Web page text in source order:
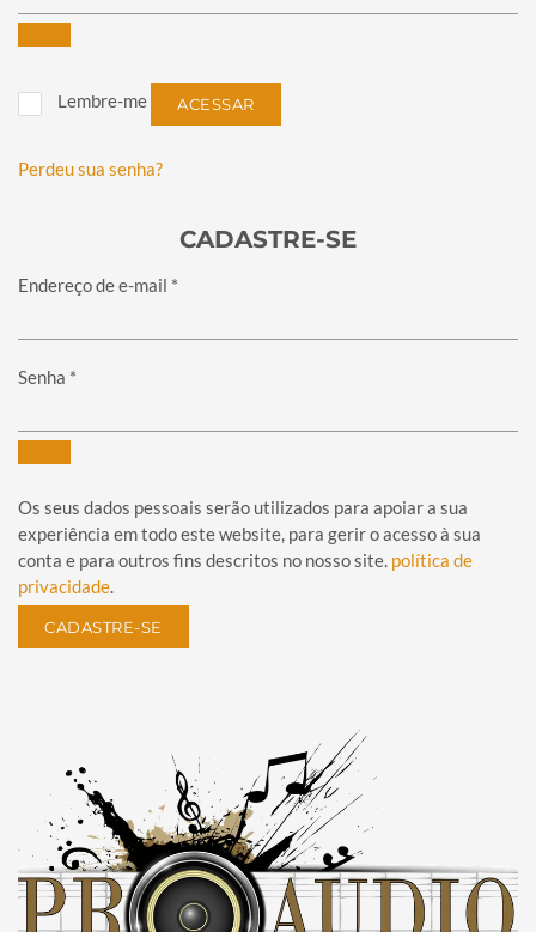
Lembre-me ACESSAR
Perdeu sua senha?
CADASTRE-SE
Endereço de e-mail *
Senha *
Os seus dados pessoais serão utilizados para apoiar a sua
experiência em todo este website, para gerir o acesso à sua
conta e para outros fins descritos no nosso site. política de
privacidade.
CADASTRE-SE